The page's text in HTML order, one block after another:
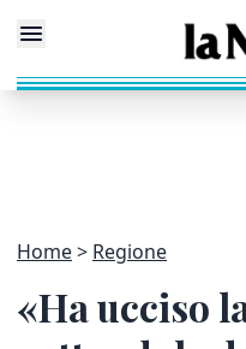
Home Regione
«Ha ucciso